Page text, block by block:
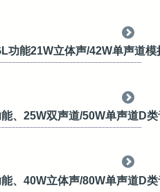
功能21W立体声/42W单声道
、25W双声道/50W单声道D
、40W立体声/80W单声道D